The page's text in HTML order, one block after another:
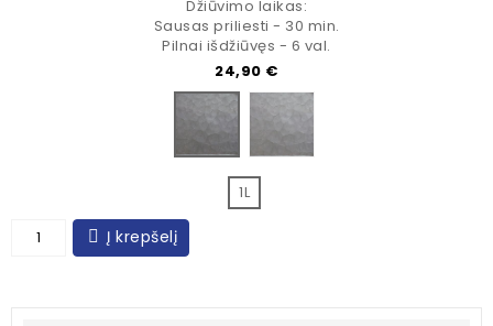
Džiūvimo laikas:
Sausas priliesti - 30 min.
Pilnai išdžiūvęs - 6 val.
Kaina
24,90 €
Hammered Dark greyHammered Silver grey
1L
Į krepšelį